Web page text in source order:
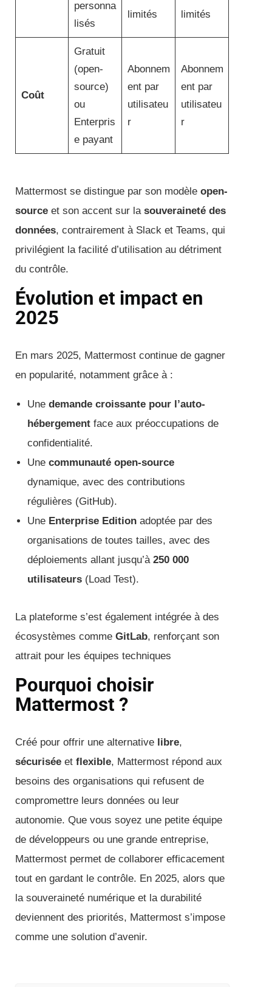
personna
lisés
limités
limités
Coût
Gratuit
(open-
source)
ou
Enterpris
e payant
Abonnem
ent par
utilisateu
r
Abonnem
ent par
utilisateu
r
Mattermost se distingue par son modèle open-
source et son accent sur la souveraineté des
données, contrairement à Slack et Teams, qui
privilégient la facilité d’utilisation au détriment
du contrôle.
Évolution et impact en
2025
En mars 2025, Mattermost continue de gagner
en popularité, notamment grâce à :
Une demande croissante pour l’auto-
hébergement face aux préoccupations de
confidentialité.
Une communauté open-source
dynamique, avec des contributions
régulières (GitHub).
Une Enterprise Edition adoptée par des
organisations de toutes tailles, avec des
déploiements allant jusqu’à 250 000
utilisateurs (Load Test).
La plateforme s’est également intégrée à des
écosystèmes comme GitLab, renforçant son
attrait pour les équipes techniques
Pourquoi choisir
Mattermost ?
Créé pour offrir une alternative libre,
sécurisée et flexible, Mattermost répond aux
besoins des organisations qui refusent de
compromettre leurs données ou leur
autonomie. Que vous soyez une petite équipe
de développeurs ou une grande entreprise,
Mattermost permet de collaborer efficacement
tout en gardant le contrôle. En 2025, alors que
la souveraineté numérique et la durabilité
deviennent des priorités, Mattermost s’impose
comme une solution d’avenir.